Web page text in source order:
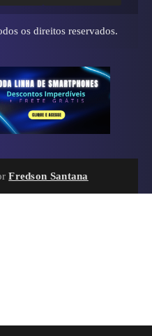
os direitos reservados.
Fredson Santana